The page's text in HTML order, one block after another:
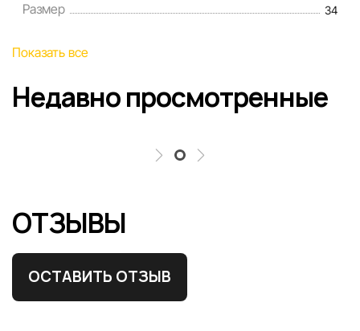
Размер 34
Показать все
Недавно просмотренные
ОТЗЫВЫ
ОСТАВИТЬ ОТЗЫВ